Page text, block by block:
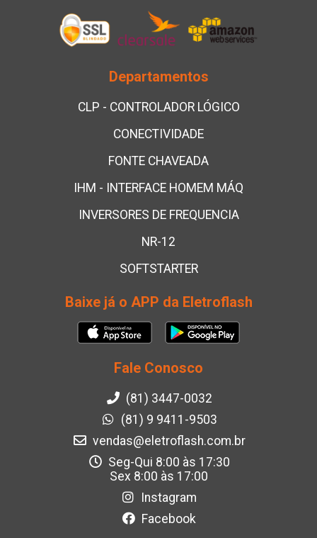
Departamentos
CLP - CONTROLADOR LÓGICO
CONECTIVIDADE
FONTE CHAVEADA
IHM - INTERFACE HOMEM MÁQ
INVERSORES DE FREQUENCIA
NR-12
SOFTSTARTER
Baixe já o APP da Eletroflash
Fale Conosco
(81) 3447-0032
(81) 9 9411-9503
vendas@eletroflash.com.br
Seg-Qui 8:00 às 17:30
Sex 8:00 às 17:00
Instagram
Facebook